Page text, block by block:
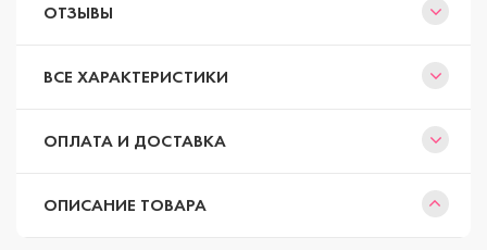
ОТЗЫВЫ
ВСЕ ХАРАКТЕРИСТИКИ
ОПЛАТА И ДОСТАВКА
ОПИСАНИЕ ТОВАРА